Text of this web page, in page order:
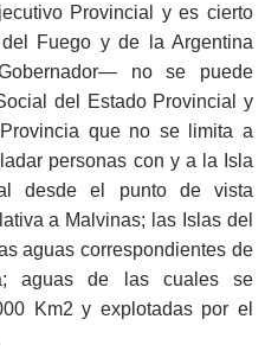
Provincial y es cierto
Fuego y de la Argentina
no se puede
del Estado Provincial y
que no se limita a
personas con y a la Isla
desde el punto de vista
a Malvinas; las Islas del
aguas correspondientes de
aguas de las cuales se
Km2 y explotadas por el